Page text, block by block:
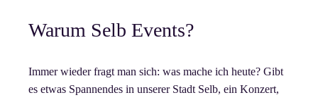
Warum Selb Events?
Immer wieder fragt man sich: was mache ich heute? Gibt
es etwas Spannendes in unserer Stadt Selb, ein Konzert,